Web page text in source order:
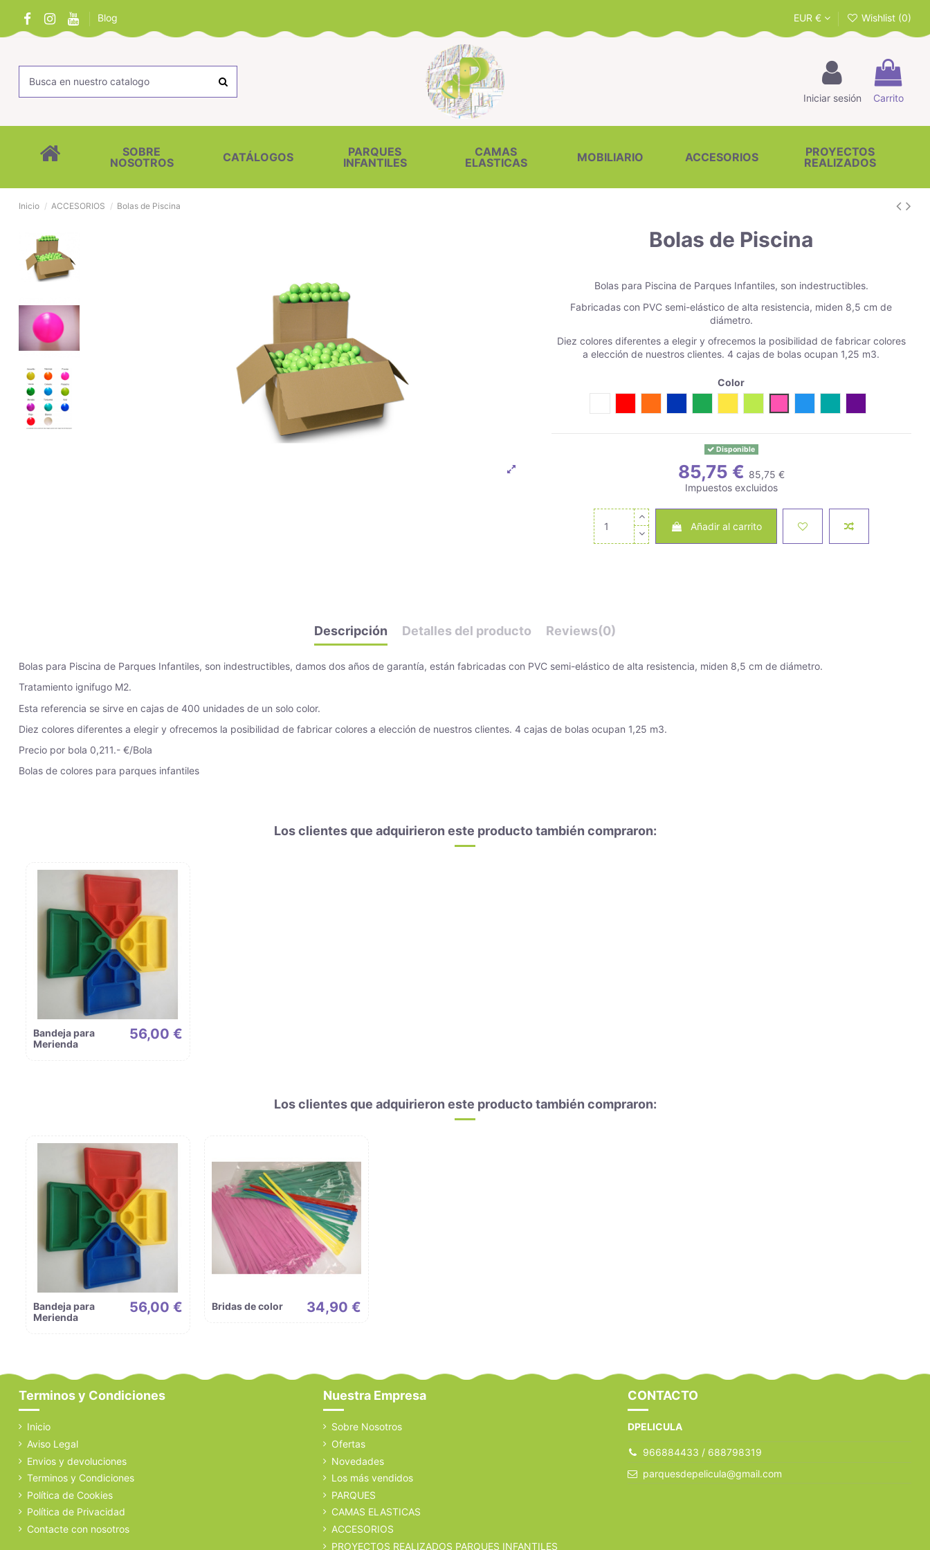
Blog EUR € Wishlist (0)
Iniciar sesión Carrito
SOBRE
NOSOTROS
CATÁLOGOS
PARQUES
INFANTILES
CAMAS
ELASTICAS
MOBILIARIO ACCESORIOS
PROYECTOS
REALIZADOS
Inicio ACCESORIOS Bolas de Piscina
Bolas de Piscina
Bolas para Piscina de Parques Infantiles, son indestructibles.
Fabricadas con PVC semi-elástico de alta resistencia, miden 8,5 cm de
diámetro.
Diez colores diferentes a elegir y ofrecemos la posibilidad de fabricar colores
a elección de nuestros clientes. 4 cajas de bolas ocupan 1,25 m3.
Color
Disponible
85,75 € 85,75 €
Impuestos excluidos
Añadir al carrito
Descripción Detalles del producto Reviews(0)
Bolas para Piscina de Parques Infantiles, son indestructibles, damos dos años de garantía, están fabricadas con PVC semi-elástico de alta resistencia, miden 8,5 cm de diámetro.
Tratamiento ignifugo M2.
Esta referencia se sirve en cajas de 400 unidades de un solo color.
Diez colores diferentes a elegir y ofrecemos la posibilidad de fabricar colores a elección de nuestros clientes. 4 cajas de bolas ocupan 1,25 m3.
Precio por bola 0,211.- €/Bola
Bolas de colores para parques infantiles
Los clientes que adquirieron este producto también compraron:
Bandeja para
Merienda
56,00 €
Los clientes que adquirieron este producto también compraron:
Bandeja para
Merienda
56,00 € Bridas de color 34,90 €
Terminos y Condiciones
Inicio
Aviso Legal
Envios y devoluciones
Terminos y Condiciones
Política de Cookies
Política de Privacidad
Contacte con nosotros
Nuestra Empresa
Sobre Nosotros
Ofertas
Novedades
Los más vendidos
PARQUES
CAMAS ELASTICAS
ACCESORIOS
PROYECTOS REALIZADOS PARQUES INFANTILES
CONTACTO
DPELICULA
966884433 / 688798319
parquesdepelicula@gmail.com